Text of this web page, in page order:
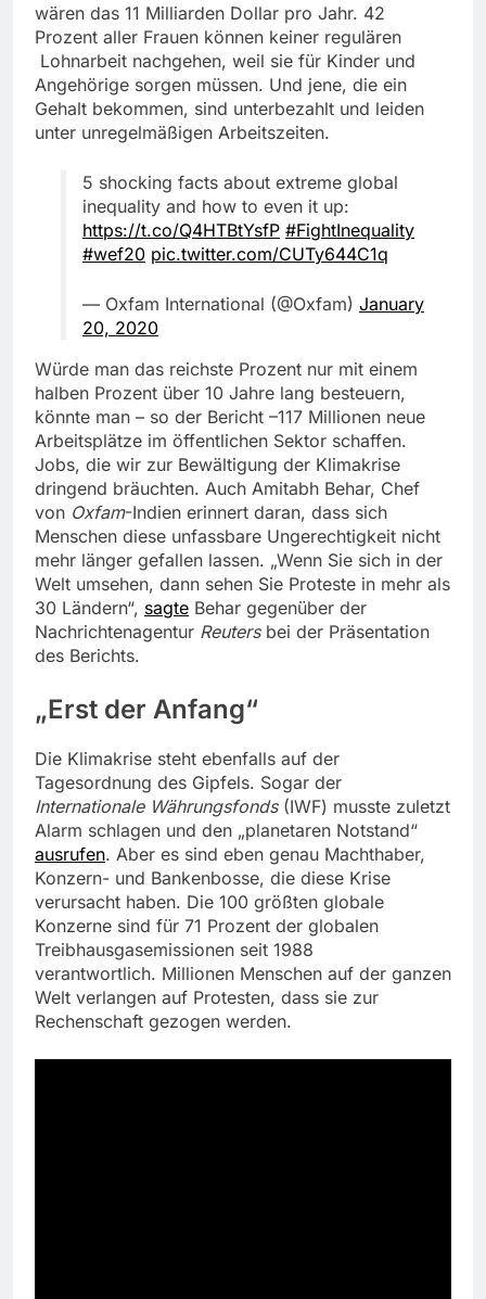
wären das 11 Milliarden Dollar pro Jahr. 42
Prozent aller Frauen können keiner regulären
Lohnarbeit nachgehen, weil sie für Kinder und
Angehörige sorgen müssen. Und jene, die ein
Gehalt bekommen, sind unterbezahlt und leiden
unter unregelmäßigen Arbeitszeiten.
5 shocking facts about extreme global
inequality and how to even it up:
https://t.co/Q4HTBtYsfP #FightInequality
#wef20 pic.twitter.com/CUTy644C1q
— Oxfam International (@Oxfam) January
20, 2020
Würde man das reichste Prozent nur mit einem
halben Prozent über 10 Jahre lang besteuern,
könnte man – so der Bericht –117 Millionen neue
Arbeitsplätze im öffentlichen Sektor schaffen.
Jobs, die wir zur Bewältigung der Klimakrise
dringend bräuchten. Auch Amitabh Behar, Chef
von Oxfam-Indien erinnert daran, dass sich
Menschen diese unfassbare Ungerechtigkeit nicht
mehr länger gefallen lassen. „Wenn Sie sich in der
Welt umsehen, dann sehen Sie Proteste in mehr als
30 Ländern“, sagte Behar gegenüber der
Nachrichtenagentur Reutersbei der Präsentation
des Berichts.
„Erst der Anfang“
Die Klimakrise steht ebenfalls auf der
Tagesordnung des Gipfels. Sogar der
Internationale Währungsfonds(IWF) musste zuletzt
Alarm schlagen und den „planetaren Notstand“
ausrufen. Aber es sind eben genau Machthaber,
Konzern- und Bankenbosse, die diese Krise
verursacht haben. Die 100 größten globale
Konzerne sind für 71 Prozent der globalen
Treibhausgasemissionen seit 1988
verantwortlich. Millionen Menschen auf der ganzen
Welt verlangen auf Protesten, dass sie zur
Rechenschaft gezogen werden.